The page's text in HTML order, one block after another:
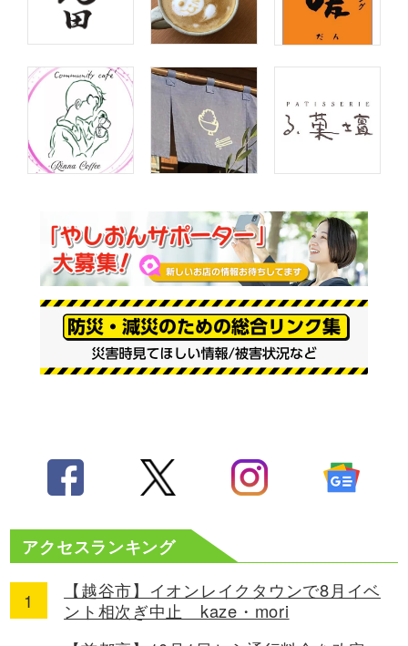
アクセスランキング
【越谷市】イオンレイクタウンで8月イベ
ント相次ぎ中止 kaze・mori